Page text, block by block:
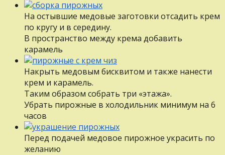
На остывшие медовые заготовки отсадить крем
по кругу и в середину.
В пространство между крема добавить
карамель
Накрыть медовым бисквитом и также нанести
крем и карамель.
Таким образом собрать три «этажа».
Убрать пирожные в холодильник минимум на 6
часов
Перед подачей медовое пирожное украсить по
желанию